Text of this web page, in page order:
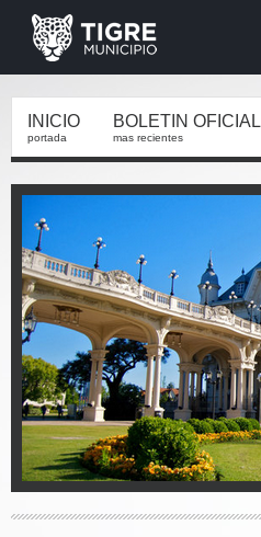
INICIO
portada
BOLETIN OFICIAL
mas recientes